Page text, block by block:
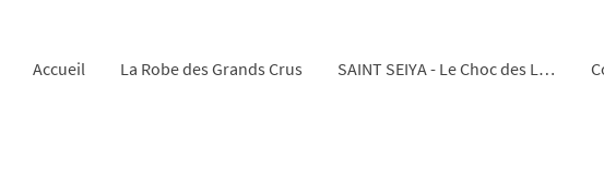
Accueil La Robe des Grands Crus SAINT SEIYA - Le Choc des Légendes